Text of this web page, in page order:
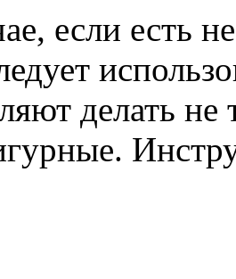
если есть
делать не